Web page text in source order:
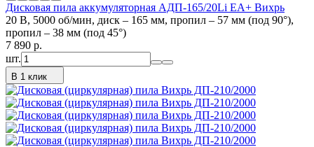
Дисковая пила аккумуляторная АДП-165/20Li ЕА+ Вихрь
20 В, 5000 об/мин, диск – 165 мм, пропил – 57 мм (под 90°),
пропил – 38 мм (под 45°)
7 890 p.
шт.
В 1 клик